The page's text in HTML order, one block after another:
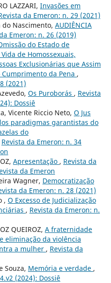
LAZZARI, Invasões em
da Emeron: n. 29 (2021)
Nascimento, AUDIÊNCIA
Emeron: n. 26 (2019)
do Estado de
de Homossexuais,
Exclusionárias que Assim
da Pena ,
(2021)
Os Puroborás , Revista
Dossiê
Vicente Riccio Neto, O Jus
paradigmas garantistas do
do
Revista da Emeron: n. 34
Apresentação , Revista da
da Emeron
Wagner, Democratização
da Emeron: n. 28 (2021)
, O Excesso de Judicialização
, Revista da Emeron: n.
QUEIROZ, A fraternidade
eliminação da violência
a mulher , Revista da
Souza, Memória e verdade ,
(2024): Dossiê